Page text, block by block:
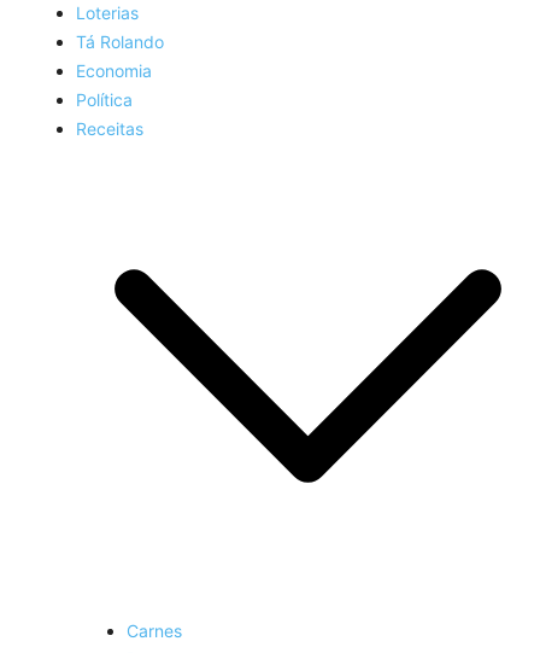
Loterias
Tá Rolando
Economia
Política
Receitas
Carnes